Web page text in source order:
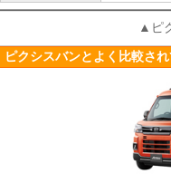
▲ピ
ピクシスバンとよく比較さ